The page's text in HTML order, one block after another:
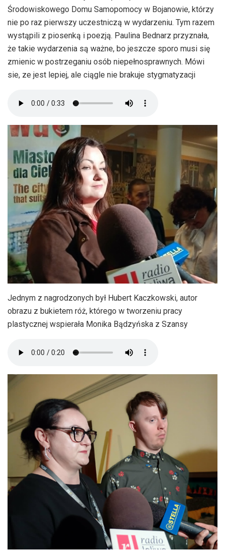
Środowiskowego Domu Samopomocy w Bojanowie, którzy
nie po raz pierwszy uczestniczą w wydarzeniu. Tym razem
wystąpili z piosenką i poezją. Paulina Bednarz przyznała,
że takie wydarzenia są ważne, bo jeszcze sporo musi się
zmienic w postrzeganiu osób niepełnosprawnych. Mówi
sie, ze jest lepiej, ale ciągle nie brakuje stygmatyzacji
Jednym z nagrodzonych był Hubert Kaczkowski, autor
obrazu z bukietem róż, którego w tworzeniu pracy
plastycznej wspierała Monika Bądzyńska z Szansy